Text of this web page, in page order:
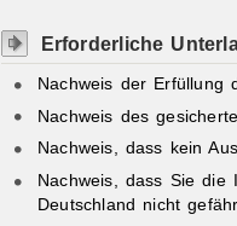
Erforderliche
Nachweis der Erfüllung
Nachweis des
Nachweis, dass kein
Nachweis, dass Sie die
Deutschland nicht